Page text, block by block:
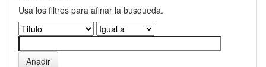
Usa los filtros para afinar la busqueda.